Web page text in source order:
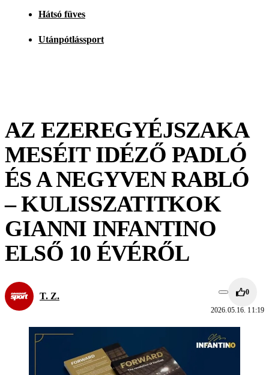
Hátsó füves
Utánpótlássport
AZ EZEREGYÉJSZAKA
MESÉIT IDÉZŐ PADLÓ
ÉS A NEGYVEN RABLÓ
– KULISSZATITKOK
GIANNI INFANTINO
ELSŐ 10 ÉVÉRŐL
T. Z. 0
2026.05.16. 11:19